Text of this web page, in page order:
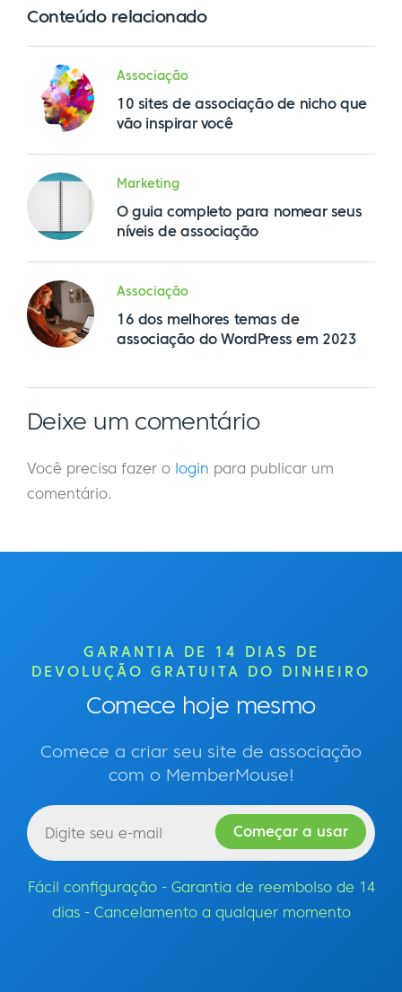
Conteúdo relacionado
Associação
10 sites de associação de nicho que
vão inspirar você
Marketing
O guia completo para nomear seus
níveis de associação
Associação
16 dos melhores temas de
associação do WordPress em 2023
Deixe um comentário
Você precisa fazer o login para publicar um
comentário.
GARANTIA DE 14 DIAS DE
DEVOLUÇÃO GRATUITA DO DINHEIRO
Comece hoje mesmo
Comece a criar seu site de associação
com o MemberMouse!
Fácil configuração - Garantia de reembolso de 14
dias - Cancelamento a qualquer momento